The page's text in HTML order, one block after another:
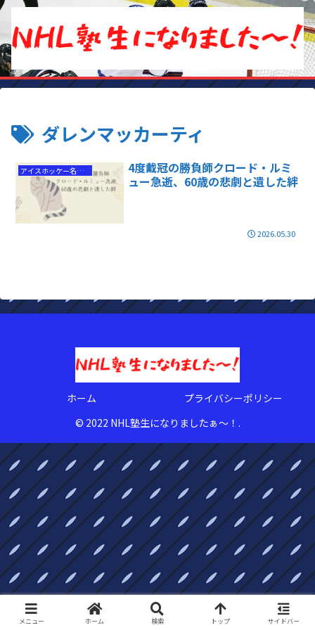
ダレンマッカーティ
アイスホッケー名選手
4度戴冠の勝負師クロード・ルミ
ュー急逝、60歳の悲劇と遺した絆
2026.05.30
ホーム
プライバシーポリシー
© 2022 NHL塾生になりましたぁ〜！.
メニュー ホーム 検索 トップ サイドバー